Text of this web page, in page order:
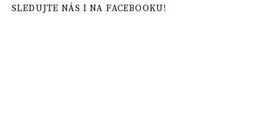
SLEDUJTE NÁS I NA FACEBOOKU!